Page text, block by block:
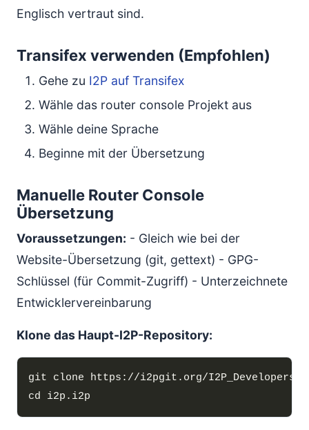
Englisch vertraut sind.
Transifex verwenden (Empfohlen)
Gehe zu I2P auf Transifex
Wähle das router console Projekt aus
Wähle deine Sprache
Beginne mit der Übersetzung
Manuelle Router Console
Übersetzung
Voraussetzungen: - Gleich wie bei der
Website-Übersetzung (git, gettext) - GPG-
Schlüssel (für Commit-Zugriff) - Unterzeichnete
Entwicklervereinbarung
Klone das Haupt-I2P-Repository: